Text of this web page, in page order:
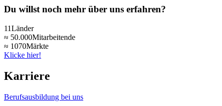
Du willst noch mehr über uns erfahren?
11Länder
≈ 50.000Mitarbeitende
≈ 1070Märkte
Klicke hier!
Karriere
Berufsausbildung bei uns